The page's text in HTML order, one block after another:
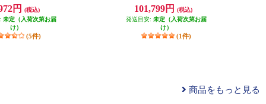
円
(税込)
未定（入荷次第お届
け）
(5件)
droidAuto AppleCarPlay PF9DA-JI-6
4
101,799円
(税込)
発送目安: 未定（入荷次第お届
け）
(1件)
商品をもっと見る